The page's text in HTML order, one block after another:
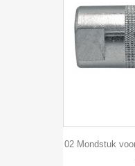
02 Mondstuk